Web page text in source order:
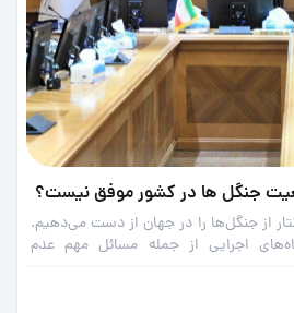
جنگل ها در کشور موفق نیست؟
میلیون هکتار از جنگل‌ها را در جهان از دست می‌دهیم.
اجرایی از جمله مسائل مهم عدم